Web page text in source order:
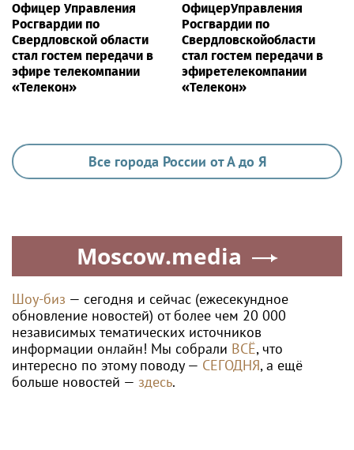
Офицер Управления
Росгвардии по
Свердловской области
стал гостем передачи в
эфире телекомпании
«Телекон»
ОфицерУправления
Росгвардии по
Свердловскойобласти
стал гостем передачи в
эфиретелекомпании
«Телекон»
Все города России от А до Я
Moscow.media
Шоу-биз — сегодня и сейчас (ежесекундное
обновление новостей) от более чем 20 000
независимых тематических источников
информации онлайн! Мы собрали ВСЁ, что
интересно по этому поводу — СЕГОДНЯ, а ещё
больше новостей — здесь.